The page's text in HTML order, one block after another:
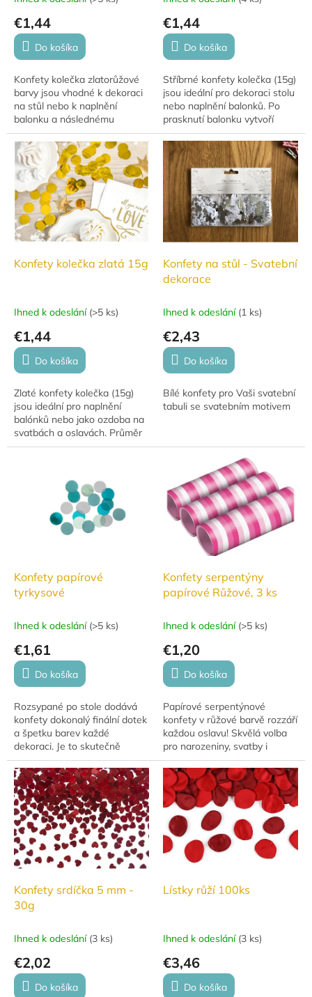
€1,44
Do košíka
Konfety kolečka zlatorůžové
barvy jsou vhodné k dekoraci
na stůl nebo k naplnění
balonku a následnému
prasknutí balonku, které
vytvoří skvělý efekt.
€1,44
Do košíka
Stříbrné konfety kolečka (15g)
jsou ideální pro dekoraci stolu
nebo naplnění balonků. Po
prasknutí balonku vytvoří
úžasný efekt a dodají vaší
oslavě jiskru.
Konfety kolečka zlatá 15g
Ihned k odeslání (>5 ks)
€1,44
Do košíka
Zlaté konfety kolečka (15g)
jsou ideální pro naplnění
balónků nebo jako ozdoba na
svatbách a oslavách. Průměr
2,5 cm.
Konfety na stůl - Svatební
dekorace
Ihned k odeslání (1 ks)
€2,43
Do košíka
Bílé konfety pro Vaši svatební
tabuli se svatebním motivem
Konfety papírové
tyrkysové
Ihned k odeslání (>5 ks)
€1,61
Do košíka
Rozsypané po stole dodává
konfety dokonalý finální dotek
a špetku barev každé
dekoraci. Je to skutečně
nezbytnost pro každou párty!
Tato konfety jsou ideální pro
narozeninovou...
Konfety serpentýny
papírové Růžové, 3 ks
Ihned k odeslání (>5 ks)
€1,20
Do košíka
Papírové serpentýnové
konfety v růžové barvě rozzáří
každou oslavu! Skvělá volba
pro narozeniny, svatby i
tematické party.
Konfety srdíčka 5 mm -
30g
Ihned k odeslání (3 ks)
€2,02
Do košíka
Lístky růží 100ks
Ihned k odeslání (3 ks)
€3,46
Do košíka